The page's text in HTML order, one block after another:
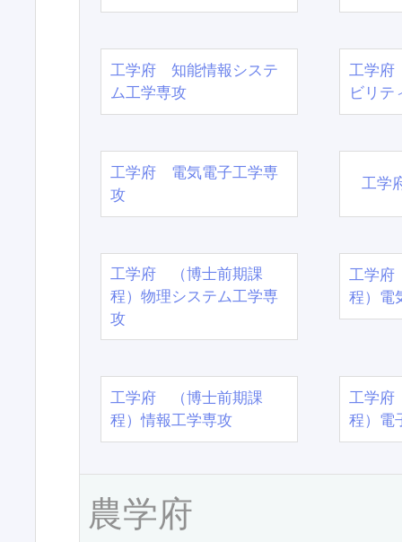
工学府 知能情報システ
ム工学専攻
工学府
ビリテ
工学府 電気電子工学専
攻
工学
工学府 （博士前期課
程）物理システム工学専
攻
工学
程）電
工学府 （博士前期課
程）情報工学専攻
工学
程）電
農学府